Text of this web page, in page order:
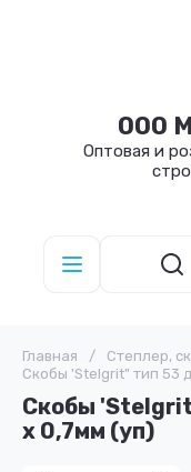
ООО
Оптовая и
Главная / Степлер,
Скобы 'Stelgrit" тип 53
Скобы
х 0,7мм (уп)